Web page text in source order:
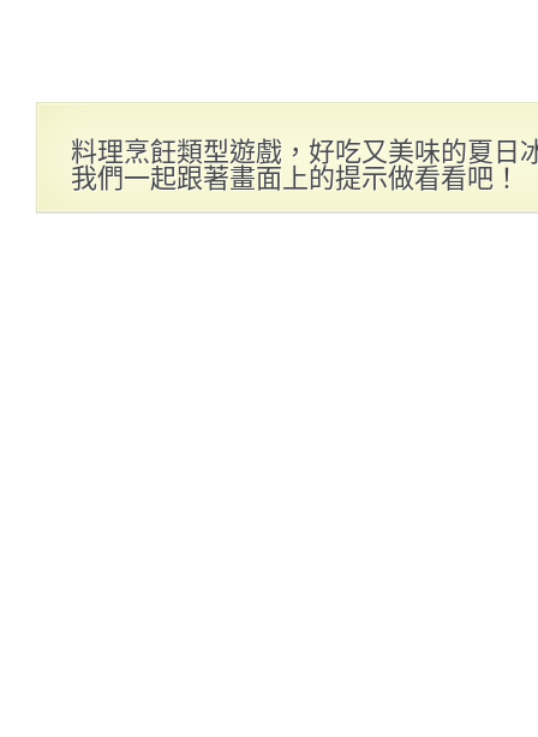
料理烹飪類型遊戲，好吃又美味的夏日
我們一起跟著畫面上的提示做看看吧！